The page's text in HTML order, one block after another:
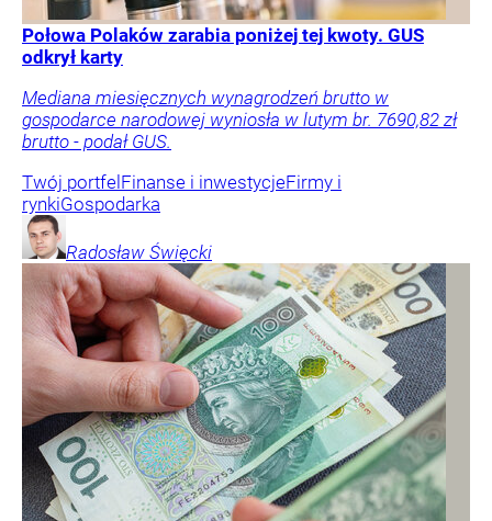
Połowa Polaków zarabia poniżej tej kwoty. GUS
odkrył karty
Mediana miesięcznych wynagrodzeń brutto w
gospodarce narodowej wyniosła w lutym br. 7690,82 zł
brutto - podał GUS.
Twój portfelFinanse i inwestycjeFirmy i
rynkiGospodarka
Radosław Święcki